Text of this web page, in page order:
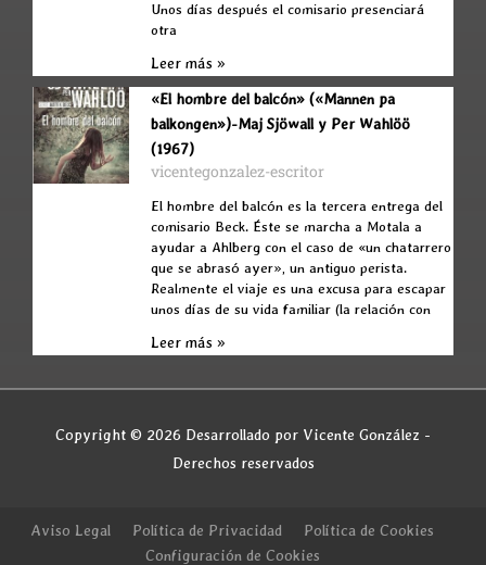
Unos días después el comisario presenciará
otra
Leer más »
«El hombre del balcón» («Mannen pa
balkongen»)-Maj Sjöwall y Per Wahlöö
(1967)
vicentegonzalez-escritor
El hombre del balcón es la tercera entrega del
comisario Beck. Éste se marcha a Motala a
ayudar a Ahlberg con el caso de «un chatarrero
que se abrasó ayer», un antiguo perista.
Realmente el viaje es una excusa para escapar
unos días de su vida familiar (la relación con
Leer más »
Copyright © 2026 Desarrollado por Vicente González -
Derechos reservados
Aviso Legal Política de Privacidad
Política de Cookies
Configuración de Cookies